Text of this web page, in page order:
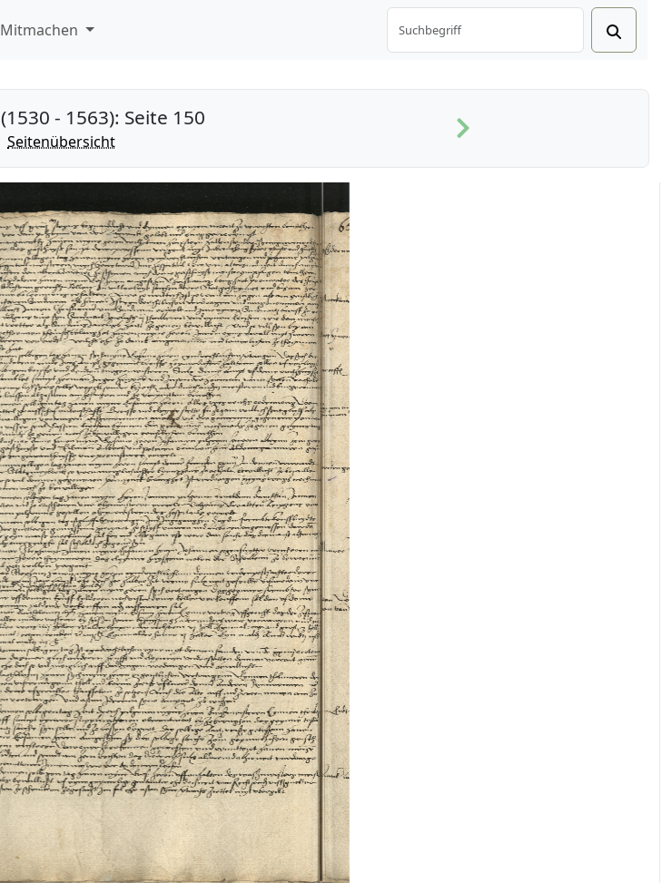
Mitmachen
(1530 - 1563): Seite 150
Seitenübersicht